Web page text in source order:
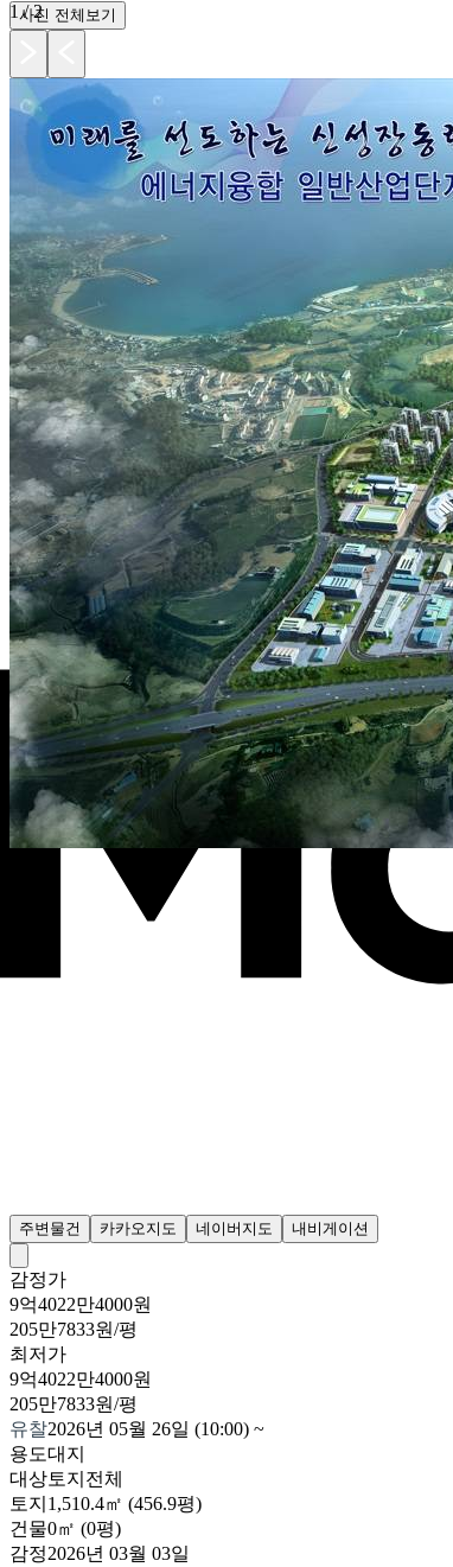
1 /2
사진 전체보기
주변물건 카카오지도 네이버지도 내비게이션
감정가
9억4022만4000원
205만7833원/평
최저가
9억4022만4000원
205만7833원/평
유찰2026년 05월 26일 (10:00) ~
용도대지
대상토지전체
토지 1,510.4㎡ (456.9평)
건물0㎡ (0평)
감정2026년 03월 03일